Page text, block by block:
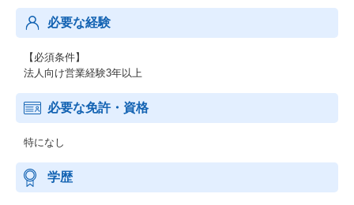
必要な経験
【必須条件】
法人向け営業経験3年以上
必要な免許・資格
特になし
学歴